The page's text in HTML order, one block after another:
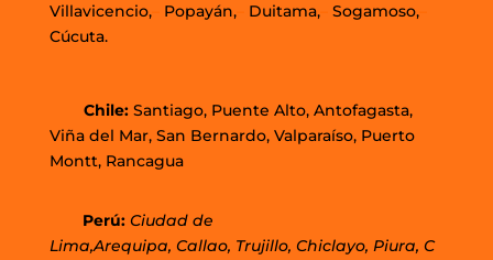
Villavicencio,– Popayán,– Duitama,– Sogamoso,–
Cúcuta.
Chile: Santiago, Puente Alto, Antofagasta,
Viña del Mar, San Bernardo, Valparaíso, Puerto
Montt, Rancagua
Perú: Ciudad de
Lima,Arequipa, Callao, Trujillo, Chiclayo, Piura, C